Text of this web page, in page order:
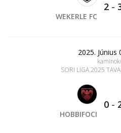
WEKERLE FC
2 -
2025. Június
SORI LIGA 2025
HOBBIFOCI
0 -